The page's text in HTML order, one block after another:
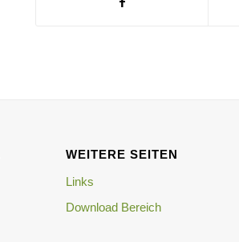
WEITERE SEITEN
Links
Download Bereich